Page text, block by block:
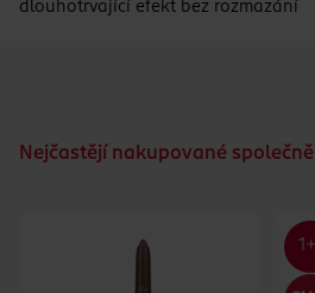
dlouhotrvající efekt bez rozmazání
Nejčastějí nakupované společně